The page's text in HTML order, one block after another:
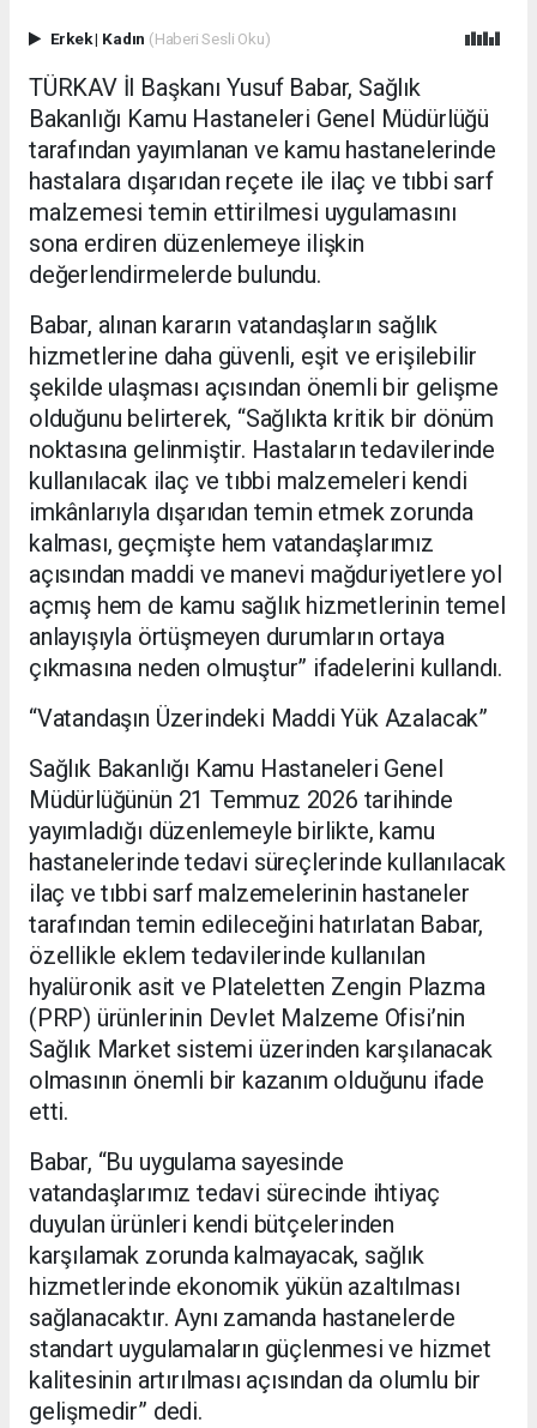
Erkek| Kadın (Haberi Sesli Oku)
TÜRKAV İl Başkanı Yusuf Babar, Sağlık
Bakanlığı Kamu Hastaneleri Genel Müdürlüğü
tarafından yayımlanan ve kamu hastanelerinde
hastalara dışarıdan reçete ile ilaç ve tıbbi sarf
malzemesi temin ettirilmesi uygulamasını
sona erdiren düzenlemeye ilişkin
değerlendirmelerde bulundu.
Babar, alınan kararın vatandaşların sağlık
hizmetlerine daha güvenli, eşit ve erişilebilir
şekilde ulaşması açısından önemli bir gelişme
olduğunu belirterek, “Sağlıkta kritik bir dönüm
noktasına gelinmiştir. Hastaların tedavilerinde
kullanılacak ilaç ve tıbbi malzemeleri kendi
imkânlarıyla dışarıdan temin etmek zorunda
kalması, geçmişte hem vatandaşlarımız
açısından maddi ve manevi mağduriyetlere yol
açmış hem de kamu sağlık hizmetlerinin temel
anlayışıyla örtüşmeyen durumların ortaya
çıkmasına neden olmuştur” ifadelerini kullandı.
“Vatandaşın Üzerindeki Maddi Yük Azalacak”
Sağlık Bakanlığı Kamu Hastaneleri Genel
Müdürlüğünün 21 Temmuz 2026 tarihinde
yayımladığı düzenlemeyle birlikte, kamu
hastanelerinde tedavi süreçlerinde kullanılacak
ilaç ve tıbbi sarf malzemelerinin hastaneler
tarafından temin edileceğini hatırlatan Babar,
özellikle eklem tedavilerinde kullanılan
hyalüronik asit ve Plateletten Zengin Plazma
(PRP) ürünlerinin Devlet Malzeme Ofisi’nin
Sağlık Market sistemi üzerinden karşılanacak
olmasının önemli bir kazanım olduğunu ifade
etti.
Babar, “Bu uygulama sayesinde
vatandaşlarımız tedavi sürecinde ihtiyaç
duyulan ürünleri kendi bütçelerinden
karşılamak zorunda kalmayacak, sağlık
hizmetlerinde ekonomik yükün azaltılması
sağlanacaktır. Aynı zamanda hastanelerde
standart uygulamaların güçlenmesi ve hizmet
kalitesinin artırılması açısından da olumlu bir
gelişmedir” dedi.